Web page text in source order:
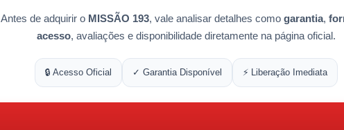
Antes de adquirir o MISSÃO 193, vale analisar detalhes como garantia,
acesso, avaliações e disponibilidade diretamente na página oficial.
🔒 Acesso Oficial ✓ Garantia Disponível ⚡ Liberação Imediata